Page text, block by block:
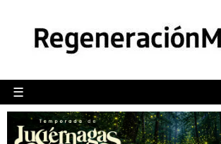
☰
POLÍTICA
CAMALEÓN
OPINIÓN